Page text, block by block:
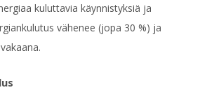
kuluttavia käynnistyksiä ja
vähenee (jopa 30 %) ja